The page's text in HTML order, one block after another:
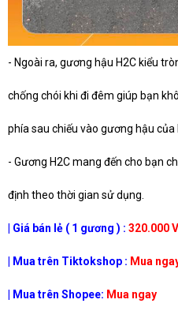
- Ngoài ra, gương hậu H2C kiểu
chống chói khi đi đêm giúp bạn
phía sau chiếu vào gương hậu của
- Gương H2C mang đến cho bạn
định theo thời gian sử dụng.
| Giá bán lẻ ( 1 gương ) : 320.000
| Mua trên Tiktokshop : Mua
| Mua trên Shopee: Mua ngay